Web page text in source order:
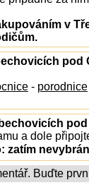
v
pod
- porodnice
a dole
zatím
Buďte